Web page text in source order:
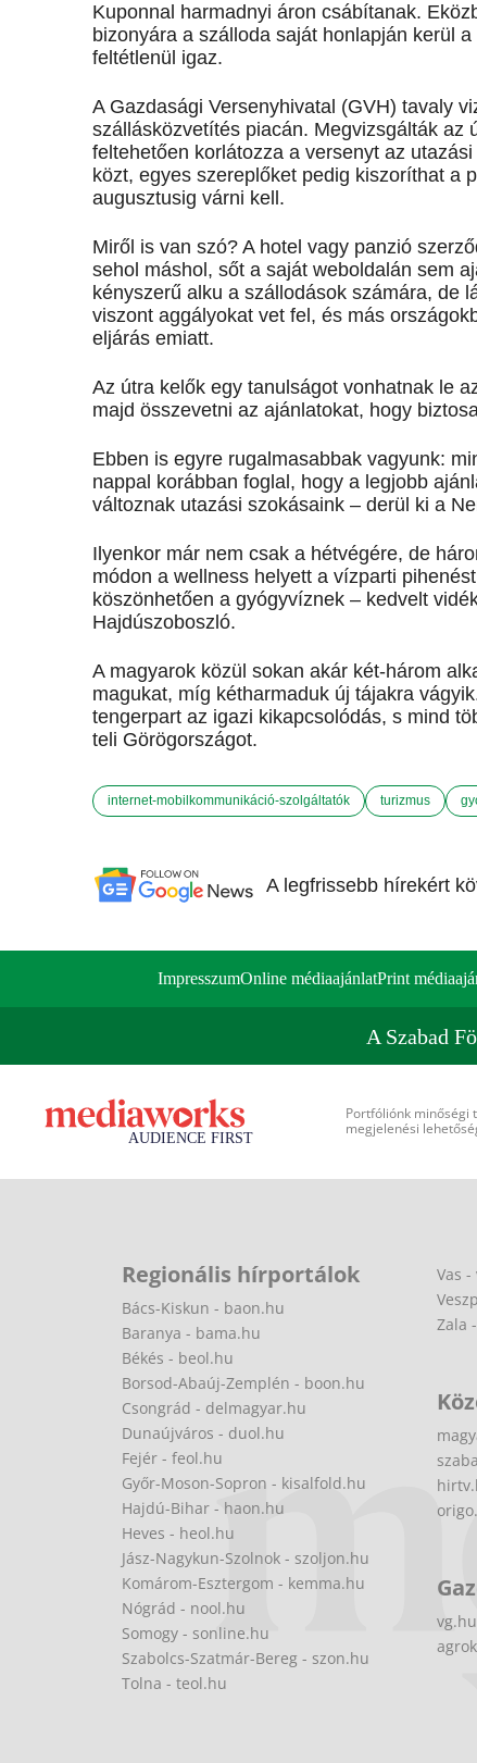
Kuponnal harmadnyi áron csábítanak.
bizonyára a szálloda saját honlapján kerül
feltétlenül igaz.
A Gazdasági Versenyhivatal (GVH) tavaly
szállásközvetítés piacán. Megvizsgálták az
feltehetően korlátozza a versenyt az
közt, egyes szereplőket pedig kiszoríthat a
augusztusig várni kell.
Miről is van szó? A hotel vagy panzió
sehol máshol, sőt a saját weboldalán sem
kényszerű alku a szállodások számára, de
viszont aggályokat vet fel, és más
eljárás emiatt.
Az útra kelők egy tanulságot vonhatnak le
majd összevetni az ajánlatokat, hogy
Ebben is egyre rugalmasabbak vagyunk:
nappal korábban foglal, hogy a legjobb
változnak utazási szokásaink – derül ki a
Ilyenkor már nem csak a hétvégére, de
módon a wellness helyett a vízparti
köszönhetően a gyógyvíznek – kedvelt
Hajdúszoboszló.
A magyarok közül sokan akár két-három
magukat, míg kétharmaduk új tájakra
tengerpart az igazi kikapcsolódás, s mind
teli Görögországot.
internet-mobilkommunikáció-szolgáltatók turizmus
A legfrissebb hírekért
ImpresszumOnline médiaajánlatPrint
A Szabad
Portfóliónk minőségi
megjelenési
Regionális hírportálok
Bács-Kiskun - baon.hu
Baranya - bama.hu
Békés - beol.hu
Borsod-Abaúj-Zemplén - boon.hu
Csongrád - delmagyar.hu
Dunaújváros - duol.hu
Fejér - feol.hu
Győr-Moson-Sopron - kisalfold.hu
Hajdú-Bihar - haon.hu
Heves - heol.hu
Jász-Nagykun-Szolnok - szoljon.hu
Komárom-Esztergom - kemma.hu
Nógrád - nool.hu
Somogy - sonline.hu
Szabolcs-Szatmár-Bereg - szon.hu
Tolna - teol.hu
Vas
Zala
vg.hu